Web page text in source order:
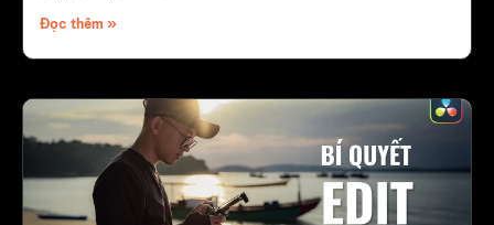
Đọc thêm »